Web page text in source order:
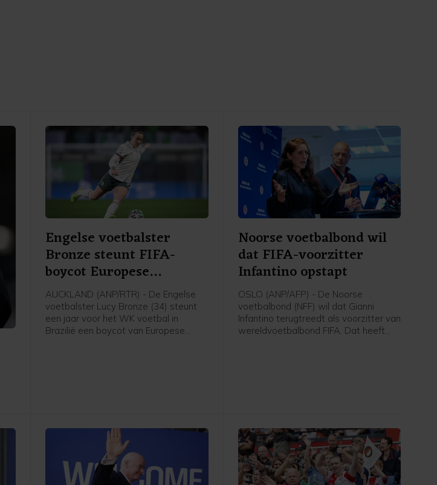
Engelse voetbalster
Bronze steunt FIFA-
boycot Europese
speelsters
AUCKLAND (ANP/RTR) - De Engelse
voetbalster Lucy Bronze (34) steunt
een jaar voor het WK voetbal in
Brazilië een boycot van Europese
voor onze sport. Als dat betekent dat
we sommige competities moeten
boycotten, dan moet dat gebeuren",
aldus Bronze in aanloop van een
oefenduel met Chelsea in Nieuw-
Noorse voetbalbond wil
dat FIFA-voorzitter
Infantino opstapt
OSLO (ANP/AFP) - De Noorse
voetbalbond (NFF) wil dat Gianni
Infantino terugtreedt als voorzitter van
wereldvoetbalbond FIFA. Dat heeft